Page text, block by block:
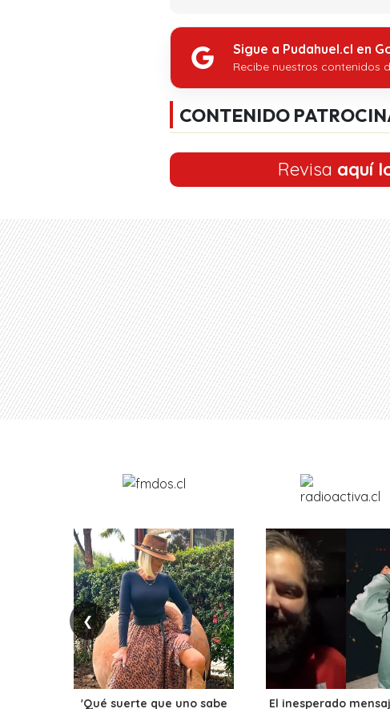
Sigue a Pudahuel.cl en
Recibe nuestros contenidos
CONTENIDO
Revisa aquí
❮
'Qué suerte que uno sabe
El inesperado